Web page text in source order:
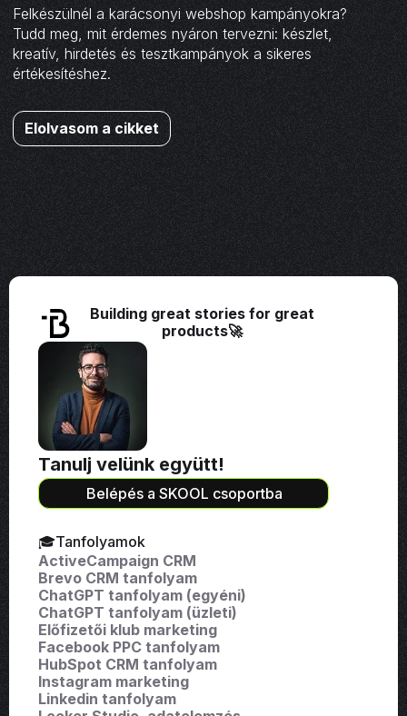
Felkészülnél a karácsonyi webshop kampányokra?
Tudd meg, mit érdemes nyáron tervezni: készlet,
kreatív, hirdetés és tesztkampányok a sikeres
értékesítéshez.
Elolvasom a cikket
Building great stories for great
products🚀
Tanulj velünk együtt!
Belépés a SKOOL csoportba
🎓Tanfolyamok
ActiveCampaign CRM
Brevo CRM tanfolyam
ChatGPT tanfolyam (egyéni)
ChatGPT tanfolyam (üzleti)
Előfizetői klub marketing
Facebook PPC tanfolyam
HubSpot CRM tanfolyam
Instagram marketing
Linkedin tanfolyam